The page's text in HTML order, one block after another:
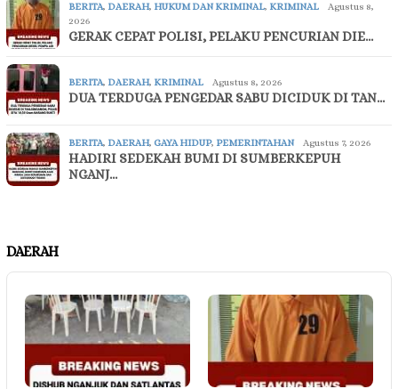
BERITA, DAERAH, HUKUM DAN KRIMINAL, KRIMINAL
Agustus 8,
2026
GERAK CEPAT POLISI, PELAKU PENCURIAN DIE…
BERITA, DAERAH, KRIMINAL Agustus 8, 2026
DUA TERDUGA PENGEDAR SABU DICIDUK DI TAN…
BERITA, DAERAH, GAYA HIDUP, PEMERINTAHAN Agustus 7, 2026
HADIRI SEDEKAH BUMI DI SUMBERKEPUH
NGANJ…
DAERAH